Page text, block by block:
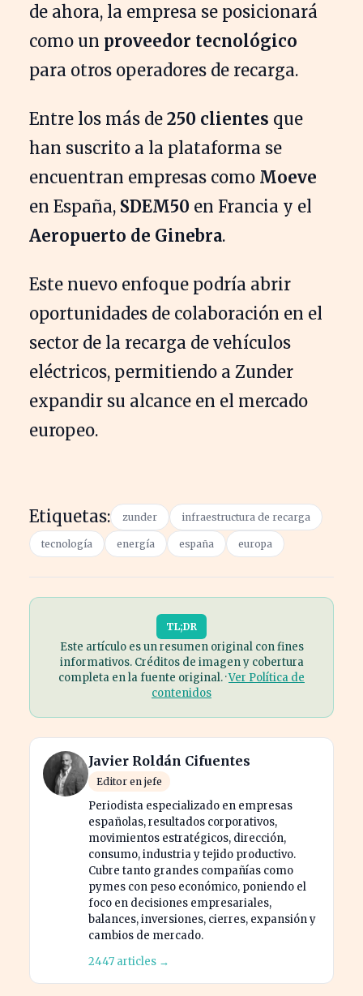
de ahora, la empresa se posicionará
como un proveedor tecnológico
para otros operadores de recarga.
Entre los más de 250 clientes que
han suscrito a la plataforma se
encuentran empresas como Moeve
en España, SDEM50 en Francia y el
Aeropuerto de Ginebra.
Este nuevo enfoque podría abrir
oportunidades de colaboración en el
sector de la recarga de vehículos
eléctricos, permitiendo a Zunder
expandir su alcance en el mercado
europeo.
Etiquetas: zunder infraestructura de recarga
tecnología energía españa europa
TL;DR
Este artículo es un resumen original con fines
informativos. Créditos de imagen y cobertura
completa en la fuente original. ·Ver Política de
contenidos
Javier Roldán Cifuentes
Editor en jefe
Periodista especializado en empresas
españolas, resultados corporativos,
movimientos estratégicos, dirección,
consumo, industria y tejido productivo.
Cubre tanto grandes compañías como
pymes con peso económico, poniendo el
foco en decisiones empresariales,
balances, inversiones, cierres, expansión y
cambios de mercado.
2447 articles →